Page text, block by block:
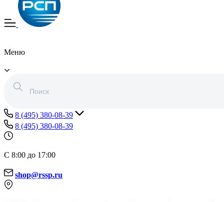
Меню
8 (495) 380-08-39
8 (495) 380-08-39
С 8:00 до 17:00
shop@rssp.ru